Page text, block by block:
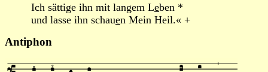
Ich sättige ihn mit langem Leben *
und lasse ihn schauen Mein Heil.« +
Antiphon